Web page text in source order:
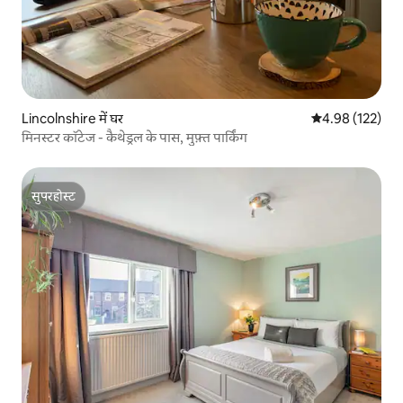
Lincolnshire में घर औसत रेटिंग 5 में से
4.98 (122)
मिनस्टर कॉटेज - कैथेड्रल के पास, मुफ़्त पार्किंग
सुपरहोस्ट
सुपरहोस्ट